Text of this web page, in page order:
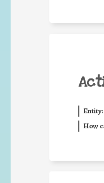
Entity:
How